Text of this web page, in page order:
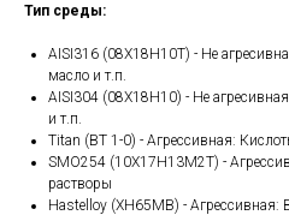
Тип среды:
AISI316 (08Х18Н10Т) - Не
масло и т.п.
AISI304 (08Х18Н10) - Не
и т.п.
Titan (ВТ 1-0) - Агрессивная:
SMO254 (10Х17Н13М2Т) -
растворы
Hastelloy (ХН65МВ) - Агрессивная: